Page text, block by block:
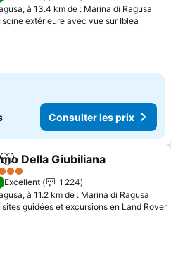
à 13.4 km de : Marina di Ragusa
extérieure avec vue sur Iblea
Consulter les prix
Ajouter à mes favoris
Della Giubiliana
Excellent
1 224
à 11.2 km de : Marina di Ragusa
guidées et excursions en Land Rover